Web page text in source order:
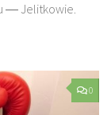
― Jelitkowie.
0